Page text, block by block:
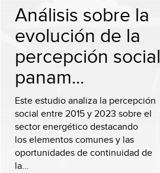
Análisis sobre la
evolución de la
percepción social
panam...
Este estudio analiza la percepción
social entre 2015 y 2023 sobre el
sector energético destacando
los elementos comunes y las
oportunidades de continuidad de
la...